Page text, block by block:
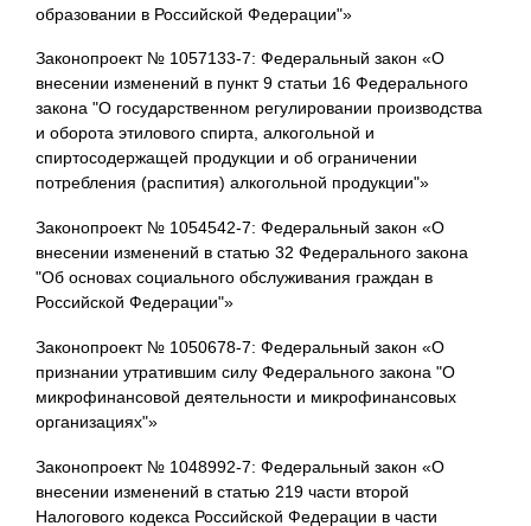
образовании в Российской Федерации"»
Законопроект № 1057133-7: Федеральный закон «О
внесении изменений в пункт 9 статьи 16 Федерального
закона "О государственном регулировании производства
и оборота этилового спирта, алкогольной и
спиртосодержащей продукции и об ограничении
потребления (распития) алкогольной продукции"»
Законопроект № 1054542-7: Федеральный закон «О
внесении изменений в статью 32 Федерального закона
"Об основах социального обслуживания граждан в
Российской Федерации"»
Законопроект № 1050678-7: Федеральный закон «О
признании утратившим силу Федерального закона "О
микрофинансовой деятельности и микрофинансовых
организациях"»
Законопроект № 1048992-7: Федеральный закон «О
внесении изменений в статью 219 части второй
Налогового кодекса Российской Федерации в части